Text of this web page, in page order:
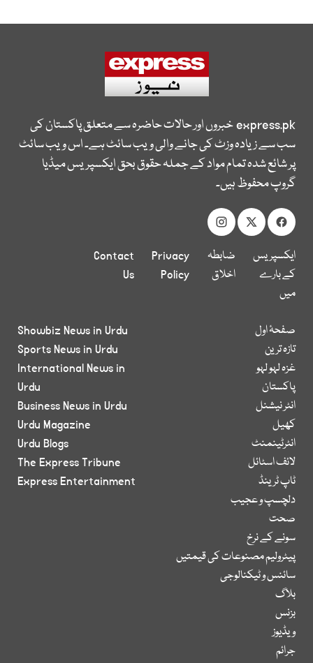
express.pkخبروں اور حالات حاضرہ سے متعلق پاکستان کی
سب سے زیادہ وزٹ کی جانے والی ویب سائٹ ہے۔ اس ویب سائٹ
پر شائع شدہ تمام مواد کے جملہ حقوق بحق ایکسپریس میڈیا
گروپ محفوظ ہیں۔
ایکسپریس
کے بارے
میں
ضابطہ
اخلاق
Privacy
Policy
Contact
Us
صفحۂ اول
تازہ ترین
غزہ لہو لہو
پاکستان
انٹر نیشنل
کھیل
انٹرٹینمنٹ
لائف اسٹائل
ٹاپ ٹرینڈ
دلچسپ و عجیب
صحت
سونے کے نرخ
پیٹرولیم مصنوعات کی قیمتیں
سائنس و ٹیکنالوجی
بلاگ
بزنس
ویڈیوز
جرائم
Showbiz News in Urdu
Sports News in Urdu
International News in
Urdu
Business News in Urdu
Urdu Magazine
Urdu Blogs
The Express Tribune
Express Entertainment